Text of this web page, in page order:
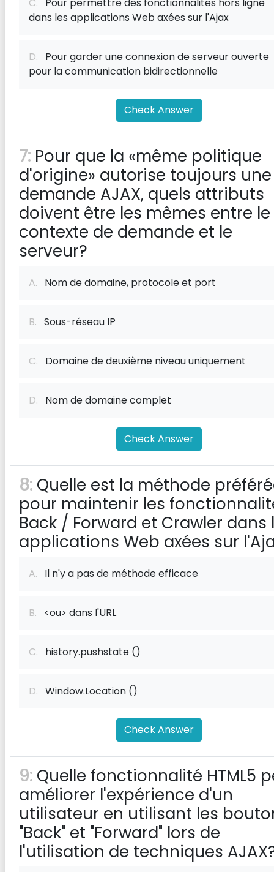
dans les applications Web axées sur l'Ajax
D. Pour garder une connexion de serveur ouverte
pour la communication bidirectionnelle
Check Answer
7: Pour que la «même politique
d'origine» autorise toujours une
demande AJAX, quels attributs
doivent être les mêmes entre le
contexte de demande et le
serveur?
A. Nom de domaine, protocole et port
B. Sous-réseau IP
C. Domaine de deuxième niveau uniquement
D. Nom de domaine complet
Check Answer
8: Quelle est la méthode
pour maintenir les
Back / Forward et Crawler dans
applications Web axées sur
A. Il n'y a pas de méthode efficace
B. <ou> dans l'URL
C. history.pushstate ()
D. Window.Location ()
Check Answer
9: Quelle fonctionnalité HTML5
améliorer l'expérience d'un
utilisateur en utilisant les
"Back" et "Forward" lors de
l'utilisation de techniques